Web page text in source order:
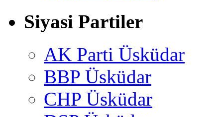
Siyasi Partiler
AK Parti Üsküdar
BBP Üsküdar
CHP Üsküdar